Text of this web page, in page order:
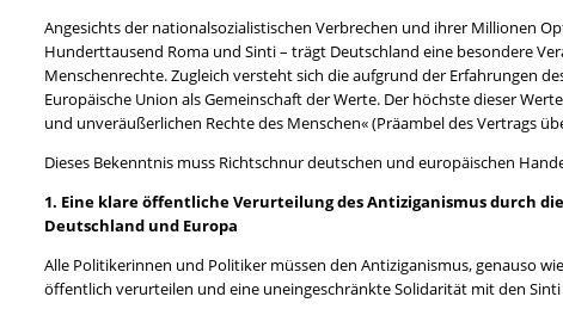
Angesichts der nationalsozialistischen Verbrechen und ihrer Millionen
Hunderttausend Roma und Sinti – trägt Deutschland eine besondere
Menschenrechte. Zugleich versteht sich die aufgrund der Erfahrungen
Europäische Union als Gemeinschaft der Werte. Der höchste dieser
und unveräußerlichen Rechte des Menschen« (Präambel des Vertrags
Dieses Bekenntnis muss Richtschnur deutschen und europäischen
1. Eine klare öffentliche Verurteilung des Antiziganismus durch
Deutschland und Europa
Alle Politikerinnen und Politiker müssen den Antiziganismus, genauso
öffentlich verurteilen und eine uneingeschränkte Solidarität mit den